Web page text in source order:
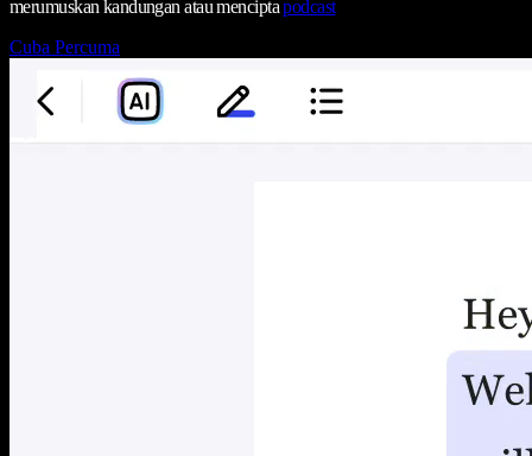
merumuskan kandungan atau menciptapodcast
Cuba Percuma